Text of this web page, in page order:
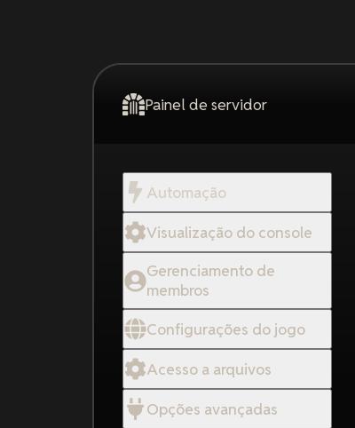
Painel de servidor
Automação
Visualização do console
Gerenciamento de
membros
Configurações do jogo
Acesso a arquivos
Opções avançadas